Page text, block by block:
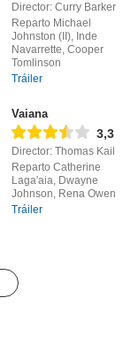
Director: Curry Barker
Reparto Michael
Johnston (II), Inde
Navarrette, Cooper
Tomlinson
Tráiler
Vaiana
3,3
Director: Thomas Kail
Reparto Catherine
Laga'aia, Dwayne
Johnson, Rena Owen
Tráiler